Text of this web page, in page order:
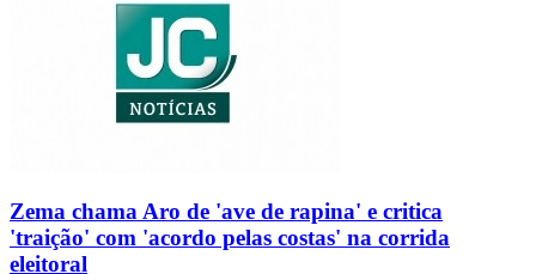
Zema chama Aro de 'ave de rapina' e critica
'traição' com 'acordo pelas costas' na corrida
eleitoral